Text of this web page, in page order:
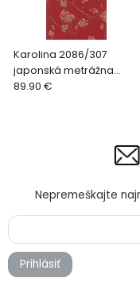
Karolina 2086/307
japonská metrážna
látka červená
89.90 €
Nepremeškajte
Prihlásiť